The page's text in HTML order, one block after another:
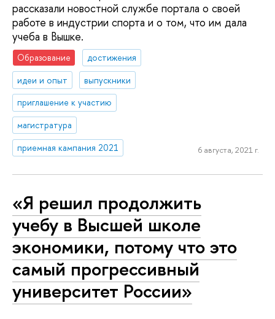
рассказали новостной службе портала о своей
работе в индустрии спорта и о том, что им дала
учеба в Вышке.
Образование
достижения
идеи и опыт
выпускники
приглашение к участию
магистратура
приемная кампания 2021
6 августа, 2021 г.
«Я решил продолжить
учебу в Высшей школе
экономики, потому что это
самый прогрессивный
университет России»